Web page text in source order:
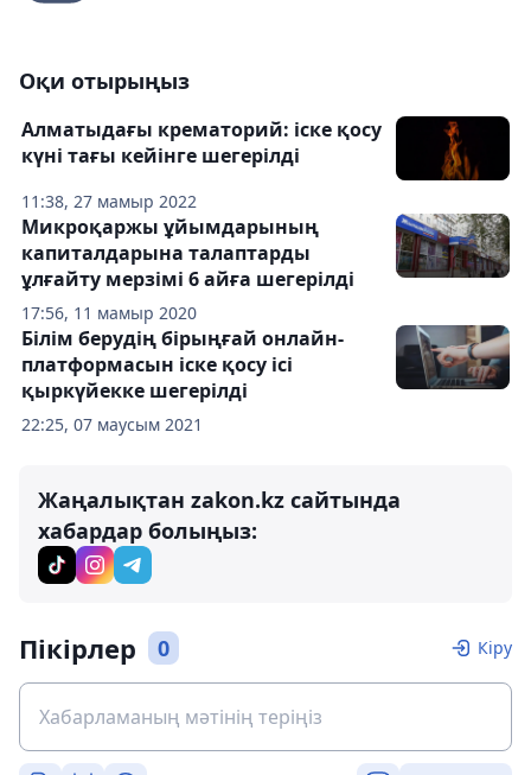
Оқи отырыңыз
11:38, 27 мамыр 2022
Алматыдағы крематорий: іске қосу
күні тағы кейінге шегерілді
17:56, 11 мамыр 2020
Микроқаржы ұйымдарының
капиталдарына талаптарды
ұлғайту мерзімі 6 айға шегерілді
22:25, 07 маусым 2021
Білім берудің бірыңғай онлайн-
платформасын іске қосу ісі
қыркүйекке шегерілді
Жаңалықтан zakon.kz сайтында
хабардар болыңыз:
Пікірлер 0 Кіру